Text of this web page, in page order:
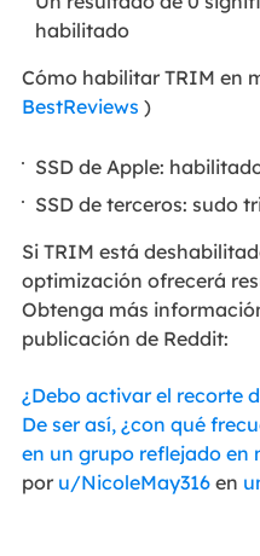
habilitado
Cómo habilitar TRIM en
BestReviews )
SSD de Apple:
SSD de terceros: sudo
Si TRIM está
optimización ofrecerá
Obtenga más
publicación de Reddit:
¿Debo activar el recorte
De ser así, ¿con qué
en un grupo reflejado en
por u/NicoleMay316en